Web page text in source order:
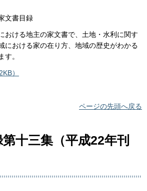
文書目録
おける地主の家文書で、土地・水利に関す
における家の在り方、地域の歴史がわかる
す。
）
ページの先頭へ戻る
十三集（平成22年刊